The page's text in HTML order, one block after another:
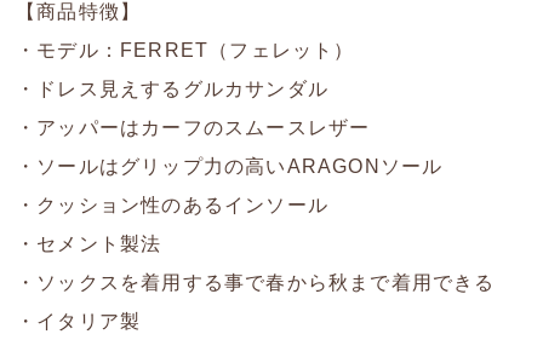
【商品特徴】
・モデル：FERRET（フェレット）
・ドレス見えするグルカサンダル
・アッパーはカーフのスムースレザー
・ソールはグリップ力の高いARAGONソール
・クッション性のあるインソール
・セメント製法
・ソックスを着用する事で春から秋まで着用できる
・イタリア製